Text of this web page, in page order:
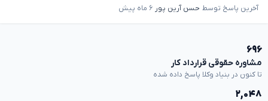
آخرین پاسخ توسط حسن آرین پور ۶ ماه پیش
۶۹۶
مشاوره حقوقی قرارداد کار
تا کنون در بنیاد وکلا پاسخ داده شده
۲,۰۴۸